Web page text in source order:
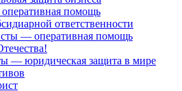
помощь
ответственности
— оперативная помощь
— юридическая защита в мире